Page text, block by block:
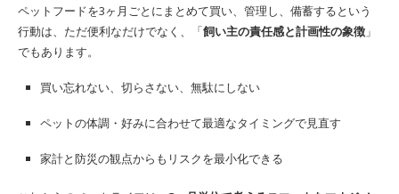
ペットフードを3ヶ月ごとにまとめて買い、管理し、備蓄するという
行動は、ただ便利なだけでなく、「飼い主の責任感と計画性の象徴 」
でもあります。
買い忘れない、切らさない、無駄にしない
ペットの体調・好みに合わせて最適なタイミングで見直す
家計と防災の観点からもリスクを最小化できる